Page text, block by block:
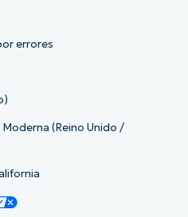
errores
(Reino Unido /